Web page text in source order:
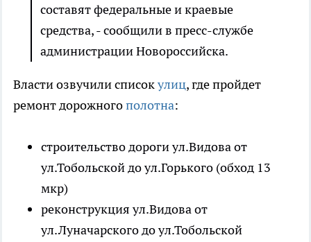
составят федеральные и краевые
средства, - сообщили в пресс-службе
администрации Новороссийска.
Власти озвучили списокулиц, где пройдет
ремонт дорожногополотна:
строительство дороги ул.Видова от
ул.Тобольской до ул.Горького (обход 13
мкр)
реконструкция ул.Видова от
ул.Луначарского до ул.Тобольской